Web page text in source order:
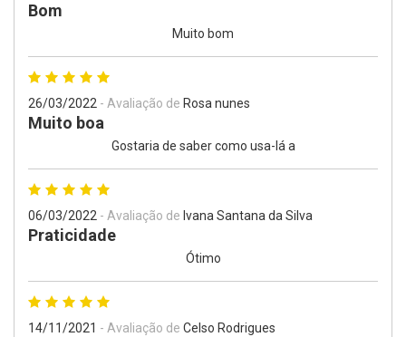
Bom
Muito bom
26/03/2022 - Avaliação de Rosa nunes
Muito boa
Gostaria de saber como usa-lá a
06/03/2022 - Avaliação de Ivana Santana da Silva
Praticidade
Ótimo
14/11/2021 - Avaliação de Celso Rodrigues